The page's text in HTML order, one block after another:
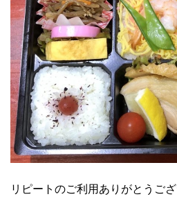
リピートのご利用ありがとうご